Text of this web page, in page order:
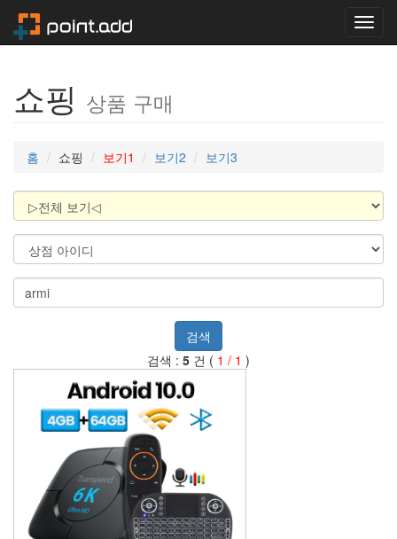
쇼핑 상품 구매
홈 쇼핑 보기1 보기2 보기3
검색
검색 : 5 건 ( 1 / 1 )